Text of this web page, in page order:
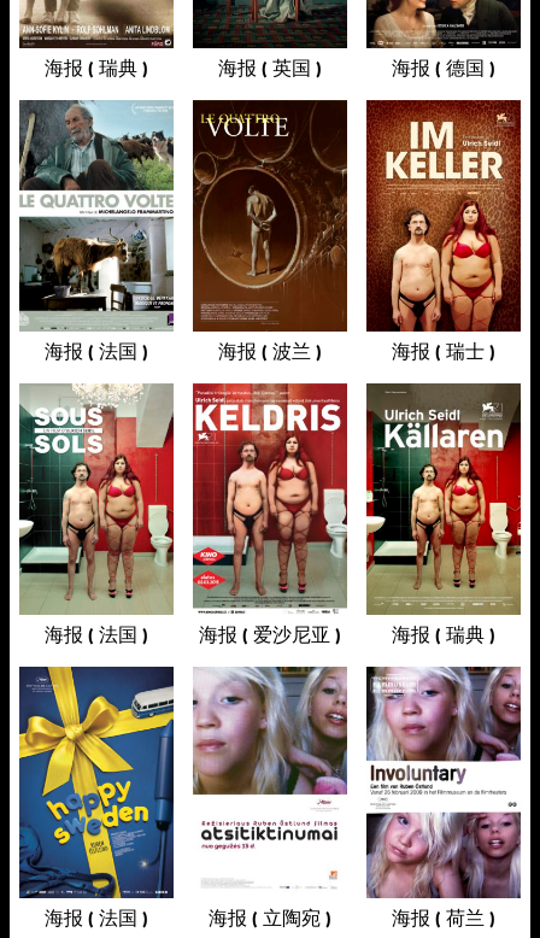
海报 ( 瑞典 ) 海报 ( 英国 ) 海报 ( 德国 )
海报 ( 法国 ) 海报 ( 波兰 ) 海报 ( 瑞士 )
海报 ( 法国 ) 海报 ( 爱沙尼亚 ) 海报 ( 瑞典 )
海报 ( 法国 ) 海报 ( 立陶宛 ) 海报 ( 荷兰 )